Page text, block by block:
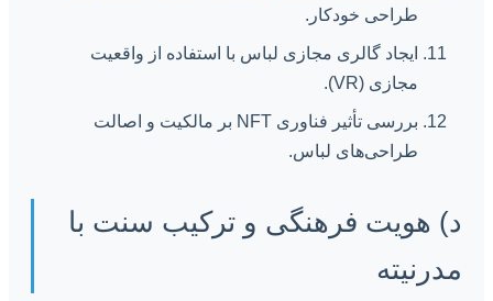
طراحی خودکار.
ایجاد گالری مجازی لباس با استفاده از واقعیت
مجازی (VR).
بررسی تأثیر فناوری NFT بر مالکیت و اصالت
طراحی‌های لباس.
د) هویت فرهنگی و ترکیب سنت با
مدرنیته